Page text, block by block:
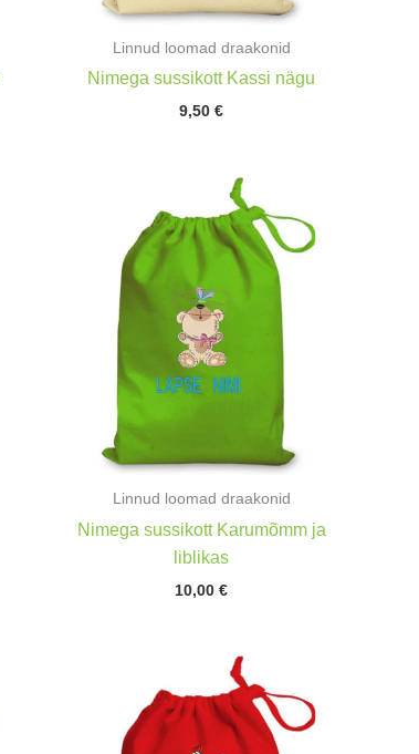
Linnud loomad draakonid
Nimega sussikott Kassi nägu
9,50€
Linnud loomad draakonid
Nimega sussikott Karumõmm ja
liblikas
10,00€